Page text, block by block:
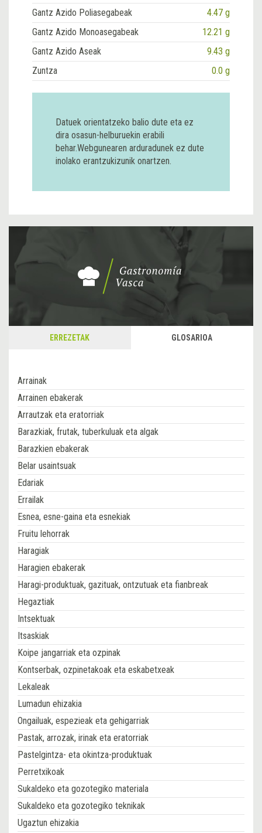
Gantz Azido Poliasegabeak
4.47 g
Gantz Azido Monoasegabeak
12.21 g
Gantz Azido Aseak
9.43 g
Zuntza
0.0 g
Datuek orientatzeko balio dute eta ez
dira osasun-helburuekin erabili
behar.Webgunearen arduradunek ez dute
inolako erantzukizunik onartzen.
ERREZETAK GLOSARIOA
Arrainak
Arrainen ebakerak
Arrautzak eta eratorriak
Barazkiak, frutak, tuberkuluak eta algak
Barazkien ebakerak
Belar usaintsuak
Edariak
Errailak
Esnea, esne-gaina eta esnekiak
Fruitu lehorrak
Haragiak
Haragien ebakerak
Haragi-produktuak, gazituak, ontzutuak eta fianbreak
Hegaztiak
Intsektuak
Itsaskiak
Koipe jangarriak eta ozpinak
Kontserbak, ozpinetakoak eta eskabetxeak
Lekaleak
Lumadun ehizakia
Ongailuak, espezieak eta gehigarriak
Pastak, arrozak, irinak eta eratorriak
Pastelgintza- eta okintza-produktuak
Perretxikoak
Sukaldeko eta gozotegiko materiala
Sukaldeko eta gozotegiko teknikak
Ugaztun ehizakia